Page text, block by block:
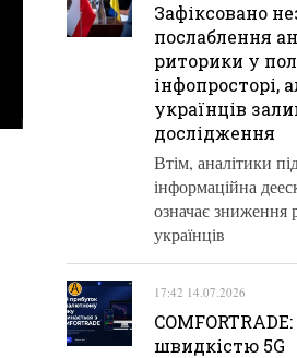
Зафіксовано
послаблення
риторики у
інфопросторі,
українців
дослідження
Втім, аналітики
інформаційна
означає зниження
українців
17:42 14.07.2026
швидкістю 5G